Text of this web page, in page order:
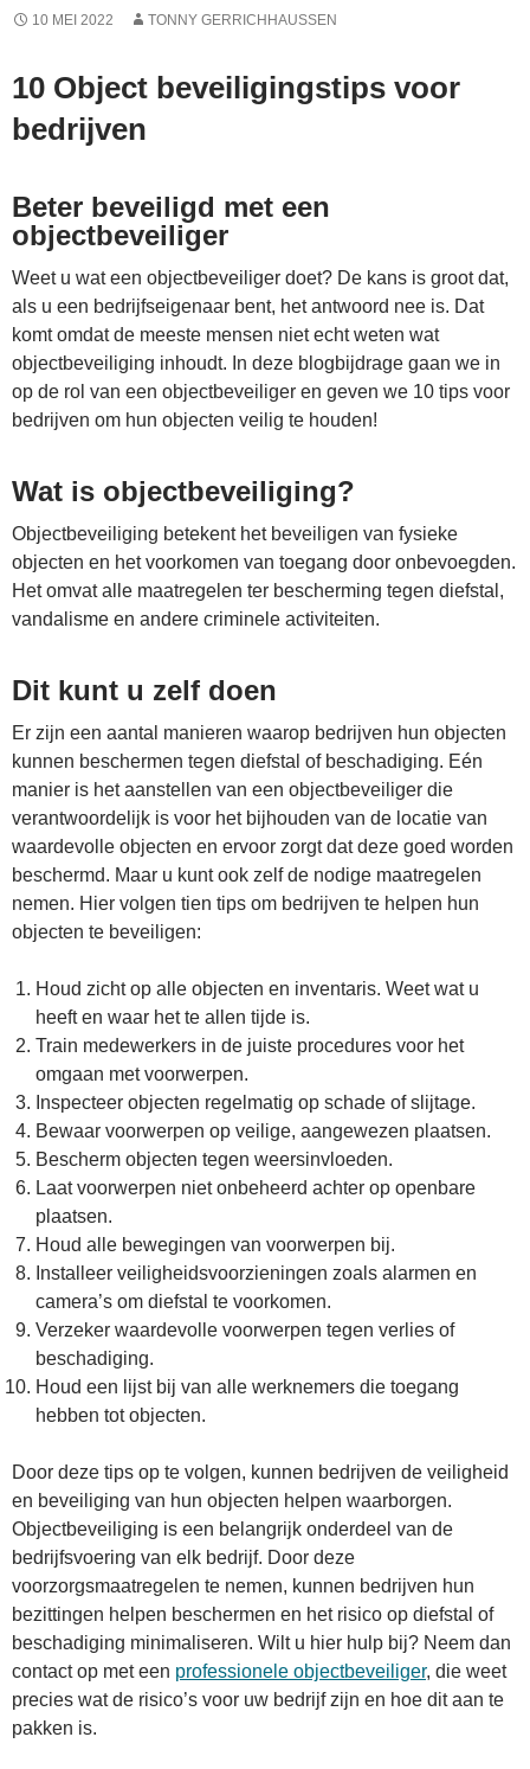
10 MEI 2022 TONNY GERRICHHAUSSEN
10 Object beveiligingstips voor
bedrijven
Beter beveiligd met een
objectbeveiliger
Weet u wat een objectbeveiliger doet? De kans is groot dat,
als u een bedrijfseigenaar bent, het antwoord nee is. Dat
komt omdat de meeste mensen niet echt weten wat
objectbeveiliging inhoudt. In deze blogbijdrage gaan we in
op de rol van een objectbeveiliger en geven we 10 tips voor
bedrijven om hun objecten veilig te houden!
Wat is objectbeveiliging?
Objectbeveiliging betekent het beveiligen van fysieke
objecten en het voorkomen van toegang door onbevoegden.
Het omvat alle maatregelen ter bescherming tegen diefstal,
vandalisme en andere criminele activiteiten.
Dit kunt u zelf doen
Er zijn een aantal manieren waarop bedrijven hun objecten
kunnen beschermen tegen diefstal of beschadiging. Eén
manier is het aanstellen van een objectbeveiliger die
verantwoordelijk is voor het bijhouden van de locatie van
waardevolle objecten en ervoor zorgt dat deze goed worden
beschermd. Maar u kunt ook zelf de nodige maatregelen
nemen. Hier volgen tien tips om bedrijven te helpen hun
objecten te beveiligen:
Houd zicht op alle objecten en inventaris. Weet wat u
heeft en waar het te allen tijde is.
Train medewerkers in de juiste procedures voor het
omgaan met voorwerpen.
Inspecteer objecten regelmatig op schade of slijtage.
Bewaar voorwerpen op veilige, aangewezen plaatsen.
Bescherm objecten tegen weersinvloeden.
Laat voorwerpen niet onbeheerd achter op openbare
plaatsen.
Houd alle bewegingen van voorwerpen bij.
Installeer veiligheidsvoorzieningen zoals alarmen en
camera’s om diefstal te voorkomen.
Verzeker waardevolle voorwerpen tegen verlies of
beschadiging.
Houd een lijst bij van alle werknemers die toegang
hebben tot objecten.
Door deze tips op te volgen, kunnen bedrijven de veiligheid
en beveiliging van hun objecten helpen waarborgen.
Objectbeveiliging is een belangrijk onderdeel van de
bedrijfsvoering van elk bedrijf. Door deze
voorzorgsmaatregelen te nemen, kunnen bedrijven hun
bezittingen helpen beschermen en het risico op diefstal of
beschadiging minimaliseren. Wilt u hier hulp bij? Neem dan
contact op met een professionele objectbeveiliger, die weet
precies wat de risico’s voor uw bedrijf zijn en hoe dit aan te
pakken is.